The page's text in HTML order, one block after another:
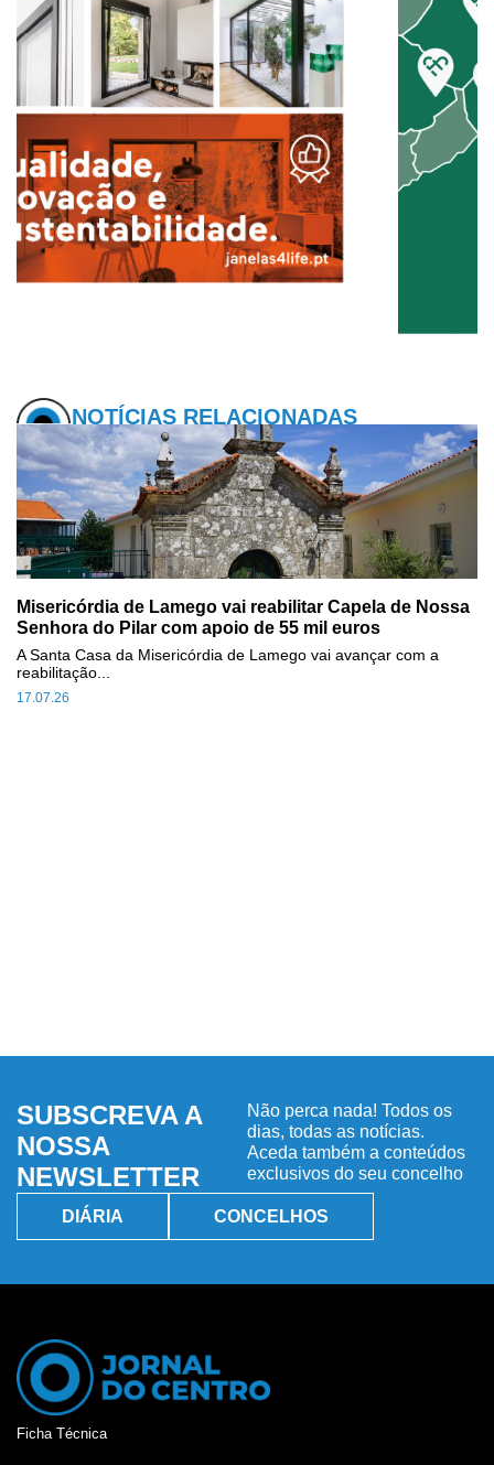
NOTÍCIAS RELACIONADAS
Misericórdia de Lamego vai reabilitar Capela de Nossa
Senhora do Pilar com apoio de 55 mil euros
17.07.26
A Santa Casa da Misericórdia de Lamego vai avançar com a
reabilitação...
SUBSCREVA A
NOSSA
NEWSLETTER
Não perca nada! Todos os
dias, todas as notícias.
Aceda também a conteúdos
exclusivos do seu concelho
DIÁRIA CONCELHOS
Ficha Técnica